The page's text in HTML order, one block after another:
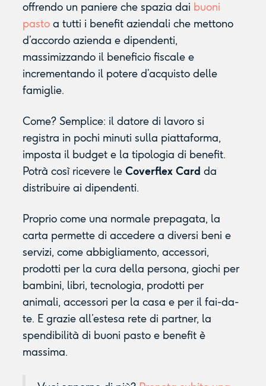
offrendo un paniere che spazia dai buoni
pastoa tutti i benefit aziendali che mettono
d’accordo azienda e dipendenti,
massimizzando il beneficio fiscale e
incrementando il potere d’acquisto delle
famiglie.
Come? Semplice: il datore di lavoro si
registra in pochi minuti sulla piattaforma,
imposta il budget e la tipologia di benefit.
Potrà così ricevere le Coverflex Card da
distribuire ai dipendenti.
Proprio come una normale prepagata, la
carta permette di accedere a diversi beni e
servizi, come abbigliamento, accessori,
prodotti per la cura della persona, giochi per
bambini, libri, tecnologia, prodotti per
animali, accessori per la casa e per il fai-da-
te. E grazie all’estesa rete di partner, la
spendibilità di buoni pasto e benefit è
massima.